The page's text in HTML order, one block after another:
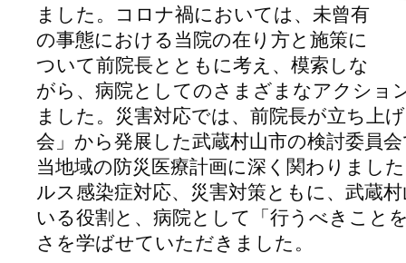
ました。コロナ禍においては、未曾有
の事態における当院の在り方と施策に
ついて前院長とともに考え、模索しな
がら、病院としてのさまざまなアクショ
ました。災害対応では、前院長が立ち上
会」から発展した武蔵村山市の検討委員
当地域の防災医療計画に深く関わりまし
ルス感染症対応、災害対策ともに、武蔵
いる役割と、病院として「行うべきこと
さを学ばせていただきました。